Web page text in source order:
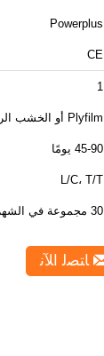
Powerplus
CE
1
Plyfilm أو الخشب الرقائقي مناسب للشحن البحري
45-90 يومًا
L/C، T/T
30 مجموعة في الشهر
ﺎﺘﺼﻟ ﺍﻶﻧ